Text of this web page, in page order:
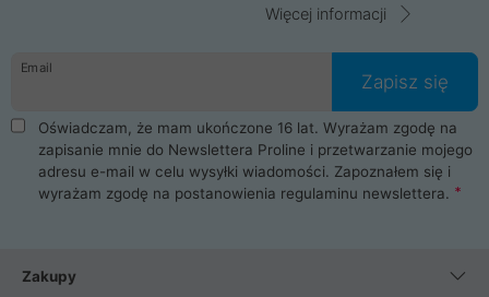
komunikacja ze sklepem komputerowym ProLine jest
danych osobowych. Dlatego zakup notebooka albo laptopa w
ProLine to czysta przyjemność i pełne bezpieczeństwo.
Zaopatrzysz się u nas w akcesoria i części komputerowe
takie jak procesory, karty graficzne, płyty główne, pamięci,
dyski SSD, M.2 oraz HDD. Nasi pracownicy pomogą Ci wybrać
najlepszy zasilacz komputerowy oraz obudowę do komputera.
Poza komputerami mamy również najlepsze na rynku
Smartfony takich producentów jak Xiaomi, Apple, Samsung i
wentylatory. Na koniec mając już to wszystko, możesz
Więcej informacji
Email
Zapisz się
Oświadczam, że mam ukończone 16 lat. Wyrażam zgodę na
zapisanie mnie do Newslettera Proline i przetwarzanie mojego
adresu e-mail w celu wysyłki wiadomości. Zapoznałem się i
wyrażam zgodę na postanowienia regulaminu newslettera.
Zakupy